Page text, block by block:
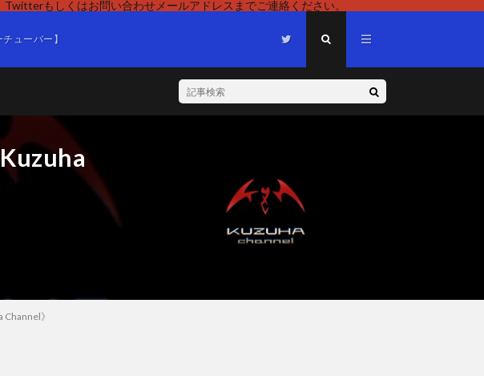
もしくはお問い合わせメールアドレスまでご連絡ください。
ューバー】
》